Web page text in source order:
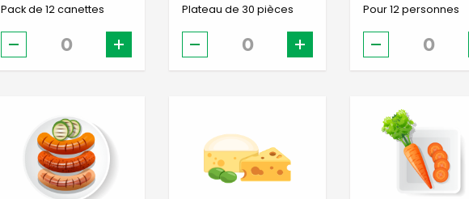
Pack de 12 canettes Plateau de 30 pièces Pour 12 personnes